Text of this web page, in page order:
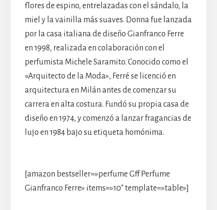
flores de espino, entrelazadas con el sándalo, la
miel y la vainilla más suaves. Donna fue lanzada
por la casa italiana de diseño Gianfranco Ferre
en 1998, realizada en colaboración con el
perfumista Michele Saramito. Conocido como el
«Arquitecto de la Moda», Ferré se licenció en
arquitectura en Milán antes de comenzar su
carrera en alta costura. Fundó su propia casa de
diseño en 1974, y comenzó a lanzar fragancias de
lujo en 1984 bajo su etiqueta homónima.
[amazon bestseller=»perfume Gff Perfume
Gianfranco Ferre» items=»10″ template=»table»]